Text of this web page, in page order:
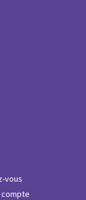
vous
compte